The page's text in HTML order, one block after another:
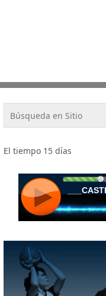
El tiempo 15 días